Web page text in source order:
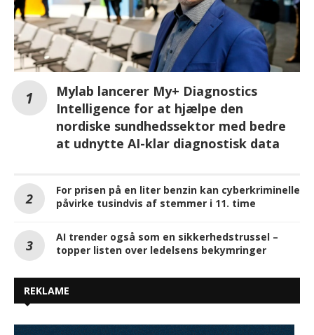
Mylab lancerer My+ Diagnostics
Intelligence for at hjælpe den
nordiske sundhedssektor med bedre
at udnytte AI-klar diagnostisk data
For prisen på en liter benzin kan cyberkriminelle
påvirke tusindvis af stemmer i 11. time
AI trender også som en sikkerhedstrussel –
topper listen over ledelsens bekymringer
REKLAME